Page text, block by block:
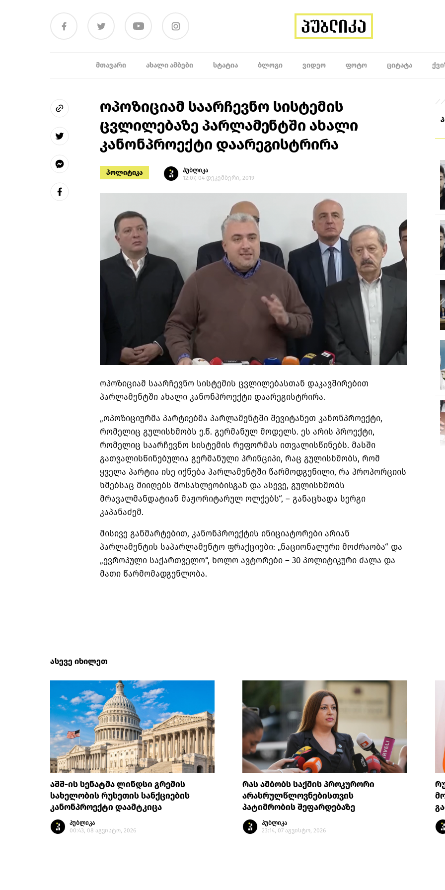
ᲛᲗᲐᲕᲐᲠᲘ ᲐᲮᲐᲚᲘ ᲐᲛᲑᲔᲑᲘ ᲡᲢᲐᲢᲘᲐ ᲑᲚᲝᲒᲘ ᲕᲘᲓᲔᲝ ᲤᲝᲢᲝ ᲪᲘᲢᲐᲢᲐ
ოპოზიციამ საარჩევნო სისტემის
ცვლილებაზე პარლამენტში ახალი
კანონპროექტი დაარეგისტრირა
პოლიტიკა
პუბლიკა
12:07, 04 დეკემბერი, 2019
ოპოზიციამ საარჩევნო სისტემის ცვლილებასთან დაკავშირებით
პარლამენტში ახალი კანონპროექტი დაარეგისტრირა.
„ოპოზიციურმა პარტიებმა პარლამენტში შევიტანეთ კანონპროექტი,
რომელიც გულისხმობს ე.წ. გერმანულ მოდელს. ეს არის პროექტი,
რომელიც საარჩევნო სისტემის რეფორმას ითვალისწინებს. მასში
გათვალისწინებულია გერმანული პრინციპი, რაც გულისხმობს, რომ
ყველა პარტია ისე იქნება პარლამენტში წარმოდგენილი, რა პროპორციის
ხმებსაც მიიღებს მოსახლეობისგან და ასევე, გულისხმობს
მრავალმანდატიან მაჟორიტარულ ოლქებს“, – განაცხადა სერგი
კაპანაძემ.
მისივე განმარტებით, კანონპროექტის ინიციატორები არიან
პარლამენტის საპარლამენტო ფრაქციები: „ნაციონალური მოძრაობა“ და
„ევროპული საქართველო“, ხოლო ავტორები – 30 პოლიტიკური ძალა და
მათი წარმომადგენლობა.
ასევე იხილეთ
აშშ-ის სენატმა ლინდსი გრემის
სახელობის რუსეთის სანქციების
კანონპროექტი დაამტკიცა
პუბლიკა
00:43, 08 აგვისტო, 2026
რას ამბობს საქმის პროკურორი
არასრულწლოვნებისთვის
პატიმრობის შეფარდებაზე
პუბლიკა
23:14, 07 აგვისტო, 2026